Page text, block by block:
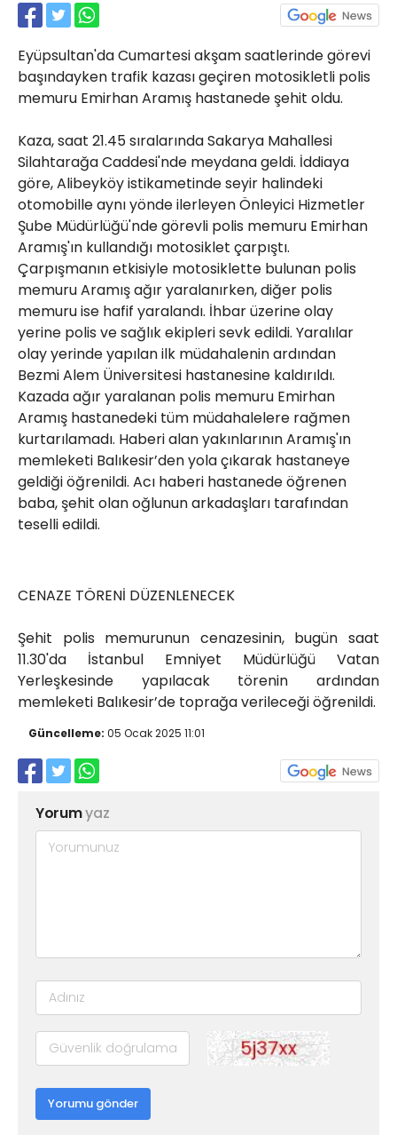
Eyüpsultan'da Cumartesi akşam saatlerinde görevi
başındayken trafik kazası geçiren motosikletli polis
memuru Emirhan Aramış hastanede şehit oldu.
Kaza, saat 21.45 sıralarında Sakarya Mahallesi
Silahtarağa Caddesi'nde meydana geldi. İddiaya
göre, Alibeyköy istikametinde seyir halindeki
otomobille aynı yönde ilerleyen Önleyici Hizmetler
Şube Müdürlüğü'nde görevli polis memuru Emirhan
Aramış'ın kullandığı motosiklet çarpıştı.
Çarpışmanın etkisiyle motosiklette bulunan polis
memuru Aramış ağır yaralanırken, diğer polis
memuru ise hafif yaralandı. İhbar üzerine olay
yerine polis ve sağlık ekipleri sevk edildi. Yaralılar
olay yerinde yapılan ilk müdahalenin ardından
Bezmi Alem Üniversitesi hastanesine kaldırıldı.
Kazada ağır yaralanan polis memuru Emirhan
Aramış hastanedeki tüm müdahalelere rağmen
kurtarılamadı. Haberi alan yakınlarının Aramış'ın
memleketi Balıkesir’den yola çıkarak hastaneye
geldiği öğrenildi. Acı haberi hastanede öğrenen
baba, şehit olan oğlunun arkadaşları tarafından
teselli edildi.
CENAZE TÖRENİ DÜZENLENECEK
Şehit polis memurunun cenazesinin, bugün saat
11.30'da İstanbul Emniyet Müdürlüğü Vatan
Yerleşkesinde yapılacak törenin ardından
memleketi Balıkesir’de toprağa verileceği öğrenildi.
Güncelleme: 05 Ocak 2025 11:01
Yorumyaz
Yorumu gönder
Akkavaklar Caddesi No:17/4 İzmit-
KOCAELİ
kocaelisokak@gmail.com